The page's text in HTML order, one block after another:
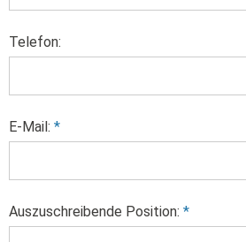
Telefon:
E-Mail: *
Auszuschreibende Position: *